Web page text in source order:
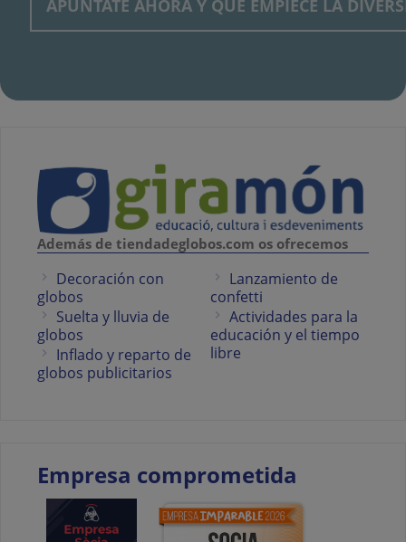
Además de tiendadeglobos.com os ofrecemos
Decoración con
globos
Suelta y lluvia de
globos
Inflado y reparto de
globos publicitarios
Lanzamiento de
confetti
Actividades para la
educación y el tiempo
libre
Empresa comprometida